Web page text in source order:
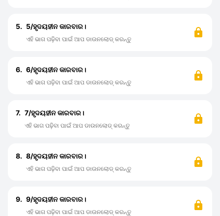
5. 5/ହୃଦୟହୀନ କାରବାର।
ଏହି ଭାଗ ପଢ଼ିବା ପାଇଁ ଆପ ଡାଉନଲୋଡ୍ କରନ୍ତୁ
6. 6/ହୃଦୟହୀନ କାରବାର।
ଏହି ଭାଗ ପଢ଼ିବା ପାଇଁ ଆପ ଡାଉନଲୋଡ୍ କରନ୍ତୁ
7. 7/ହୃଦୟହୀନ କାରବାର।
ଏହି ଭାଗ ପଢ଼ିବା ପାଇଁ ଆପ ଡାଉନଲୋଡ୍ କରନ୍ତୁ
8. 8/ହୃଦୟହୀନ କାରବାର।
ଏହି ଭାଗ ପଢ଼ିବା ପାଇଁ ଆପ ଡାଉନଲୋଡ୍ କରନ୍ତୁ
9. 9/ହୃଦୟହୀନ କାରବାର।
ଏହି ଭାଗ ପଢ଼ିବା ପାଇଁ ଆପ ଡାଉନଲୋଡ୍ କରନ୍ତୁ